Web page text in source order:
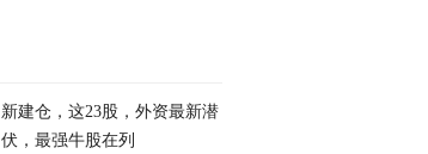
新建仓，这23股，外资最新潜
伏，最强牛股在列